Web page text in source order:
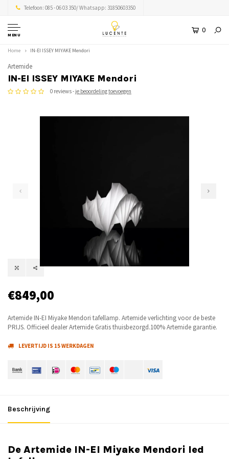
Telefoon: 085 - 06 03 350/ Whatsapp: 31850603350
MENU
0
Home IN-EI ISSEY MIYAKE Mendori
Artemide
IN-EI ISSEY MIYAKE Mendori
0 reviews - je beoordeling toevoegen
€849,00
Artemide IN-EI Miyake Mendori tafellamp. Artemide verlichting voor de beste
PRIJS. Officieel dealer Artemide Gratis thuisbezorgd.100% Artemide garantie.
LEVERTIJD IS 15 WERKDAGEN
Beschrijving
De Artemide IN-EI Miyake Mendori led